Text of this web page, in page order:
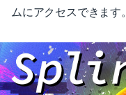
ムにアクセスできます。